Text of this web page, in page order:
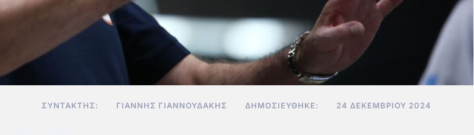
ΣΥΝΤΆΚΤΗΣ: ΓΙΆΝΝΗΣ ΓΙΑΝΝΟΥΔΆΚΗΣ ΔΗΜΟΣΙΕΎΘΗΚΕ: 24 ΔΕΚΕΜΒΡΊΟΥ 2024